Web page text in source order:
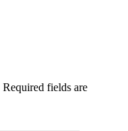
Required fields are